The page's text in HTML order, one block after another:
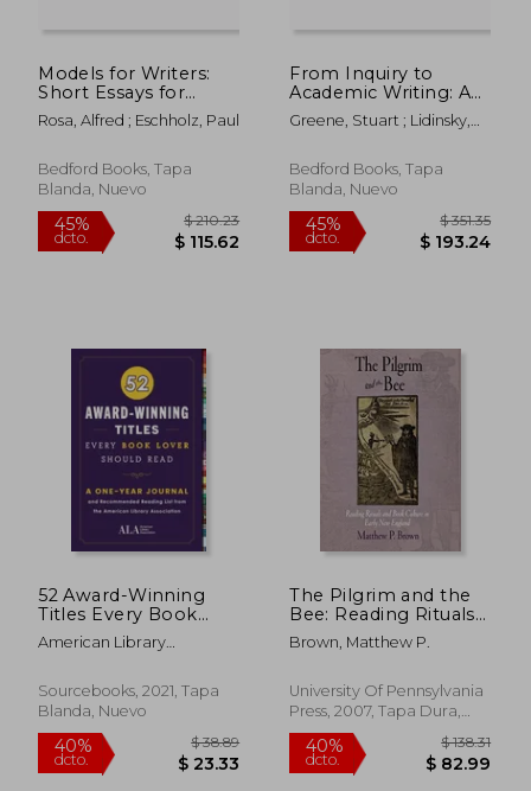
40% $ 42.21 45% $
40% 40%
Models for Writers:
Short Essays for
Composition (en
Inglés)
Rosa, Alfred ; Eschholz, Paul
Bedford Books, Tapa
Blanda, Nuevo
From Inquiry to
Academic Writing: A
Text and Reader (en
Inglés)
Greene, Stuart ; Lidinsky,
Bedford Books, Tapa
Blanda, Nuevo
52 Award-Winning
Titles Every Book
Lover Should Read: A
one Year Journal and
Reading List From
the American Library
Every Book Lover
Should Read) (en
American Library
Sourcebooks, 2021, Tapa
Blanda, Nuevo
The Pilgrim and the
Bee: Reading Rituals
and Book Culture in
Early new England
Inglés)
Brown, Matthew P.
University Of Pennsylvania
Press, 2007, Tapa Dura,
Nuevo